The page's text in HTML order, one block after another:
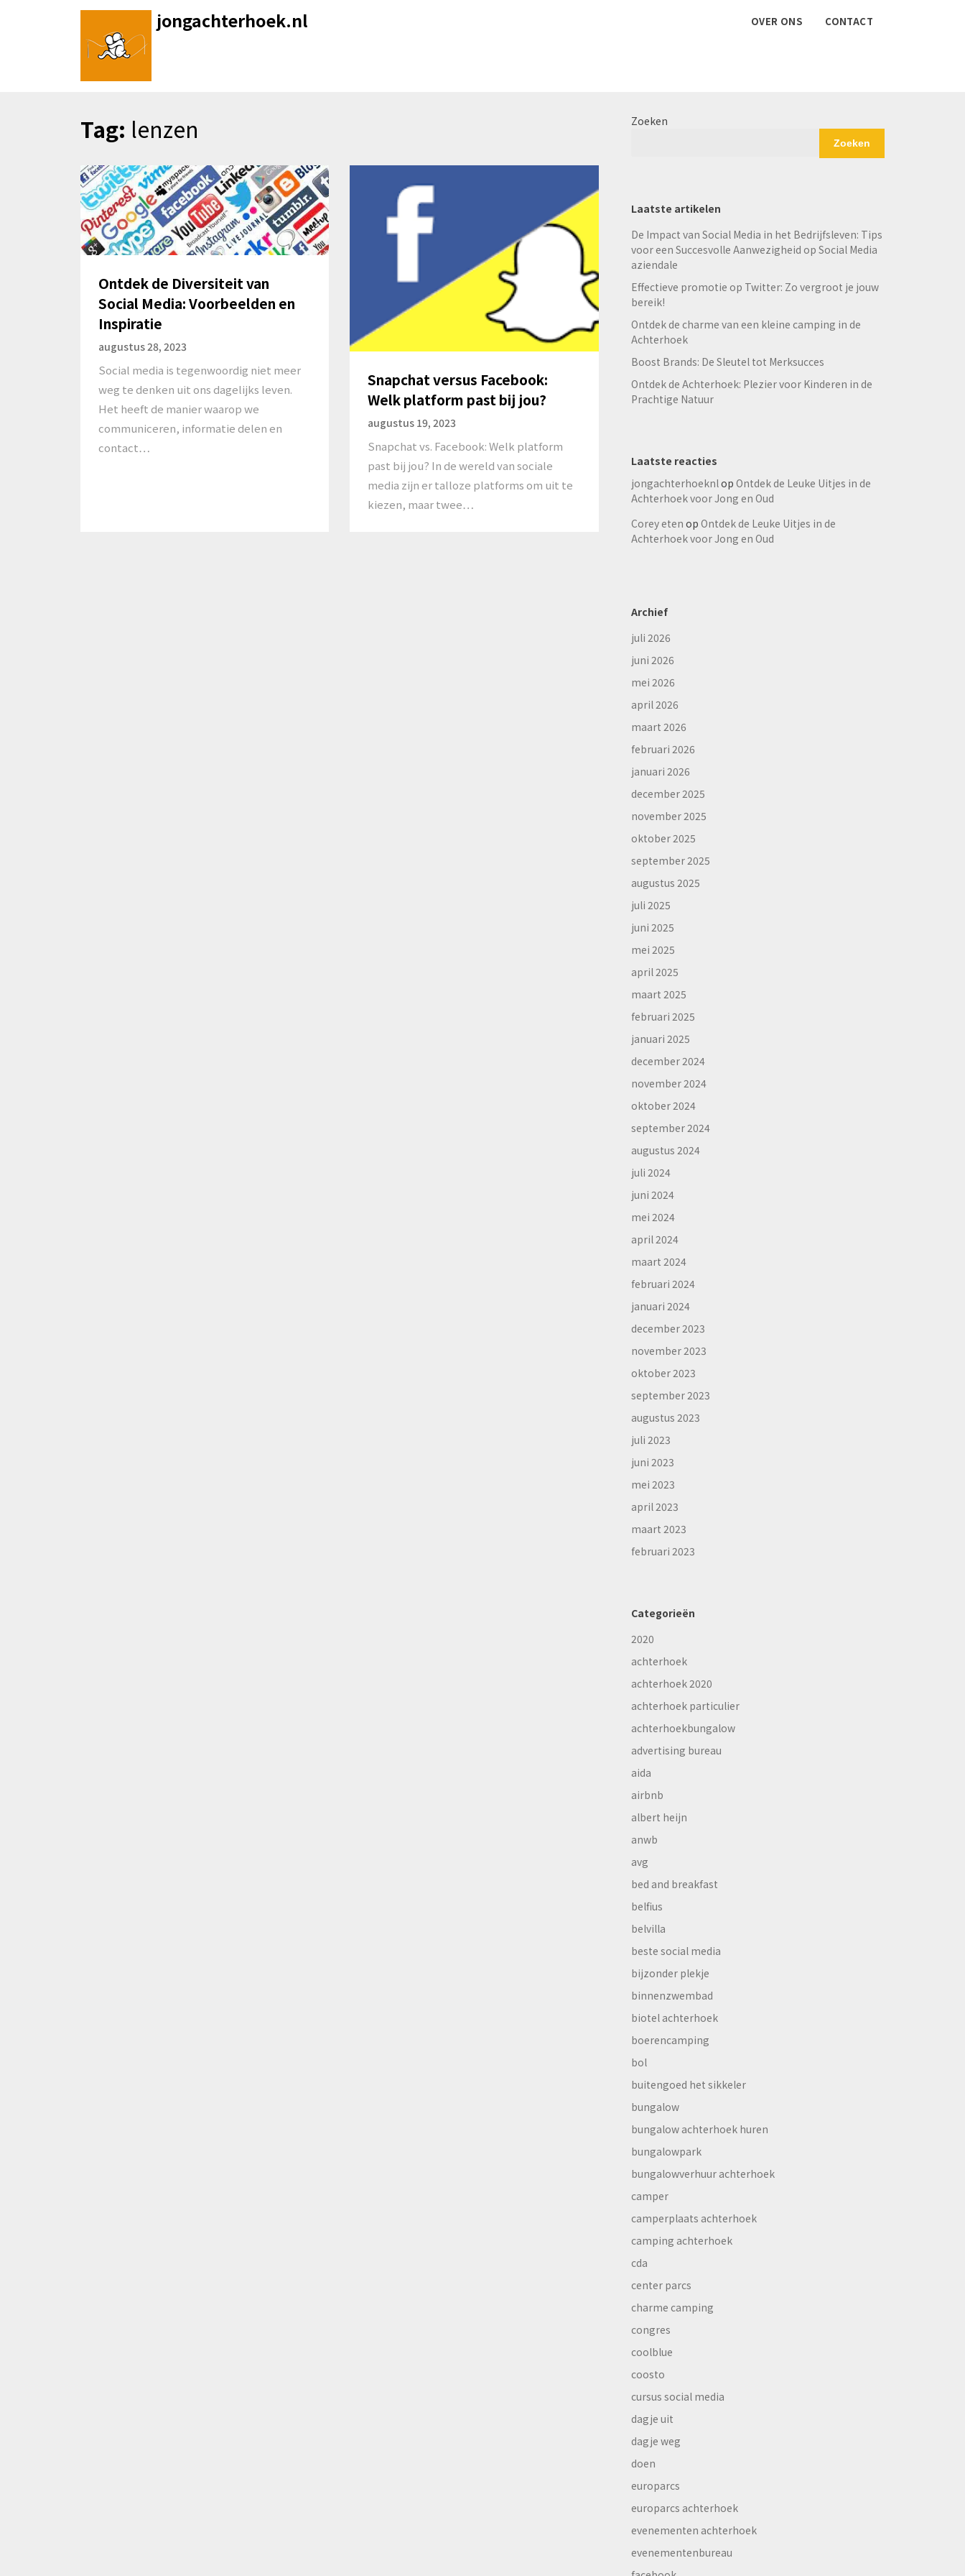
jongachterhoek.nl OVER ONS CONTACT
Tag: lenzen
Ontdek de Diversiteit van
Social Media: Voorbeelden en
Inspiratie
augustus 28, 2023
Social media is tegenwoordig niet meer
weg te denken uit ons dagelijks leven.
Het heeft de manier waarop we
communiceren, informatie delen en
contact…
Snapchat versus Facebook:
Welk platform past bij jou?
augustus 19, 2023
Snapchat vs. Facebook: Welk platform
past bij jou? In de wereld van sociale
media zijn er talloze platforms om uit te
kiezen, maar twee…
Zoeken
Zoeken
Laatste artikelen
De Impact van Social Media in het Bedrijfsleven: Tips
voor een Succesvolle Aanwezigheid op Social Media
aziendale
Effectieve promotie op Twitter: Zo vergroot je jouw
bereik!
Ontdek de charme van een kleine camping in de
Achterhoek
Boost Brands: De Sleutel tot Merksucces
Ontdek de Achterhoek: Plezier voor Kinderen in de
Prachtige Natuur
Laatste reacties
jongachterhoeknlop Ontdek de Leuke Uitjes in de
Achterhoek voor Jong en Oud
Corey eten op Ontdek de Leuke Uitjes in de
Achterhoek voor Jong en Oud
Archief
juli 2026
juni 2026
mei 2026
april 2026
maart 2026
februari 2026
januari 2026
december 2025
november 2025
oktober 2025
september 2025
augustus 2025
juli 2025
juni 2025
mei 2025
april 2025
maart 2025
februari 2025
januari 2025
december 2024
november 2024
oktober 2024
september 2024
augustus 2024
juli 2024
juni 2024
mei 2024
april 2024
maart 2024
februari 2024
januari 2024
december 2023
november 2023
oktober 2023
september 2023
augustus 2023
juli 2023
juni 2023
mei 2023
april 2023
maart 2023
februari 2023
Categorieën
2020
achterhoek
achterhoek 2020
achterhoek particulier
achterhoekbungalow
advertising bureau
aida
airbnb
albert heijn
anwb
avg
bed and breakfast
belfius
belvilla
beste social media
bijzonder plekje
binnenzwembad
biotel achterhoek
boerencamping
bol
buitengoed het sikkeler
bungalow
bungalow achterhoek huren
bungalowpark
bungalowverhuur achterhoek
camper
camperplaats achterhoek
camping achterhoek
cda
center parcs
charme camping
congres
coolblue
coosto
cursus social media
dagje uit
dagje weg
doen
europarcs
europarcs achterhoek
evenementen achterhoek
evenementenbureau